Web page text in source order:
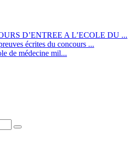
D’ENTREE A L’ECOLE DU ...
écrites du concours ...
de médecine mil...